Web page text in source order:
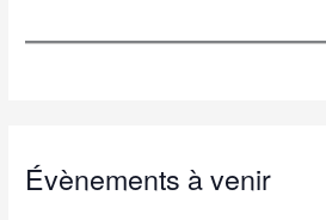
Évènements à venir